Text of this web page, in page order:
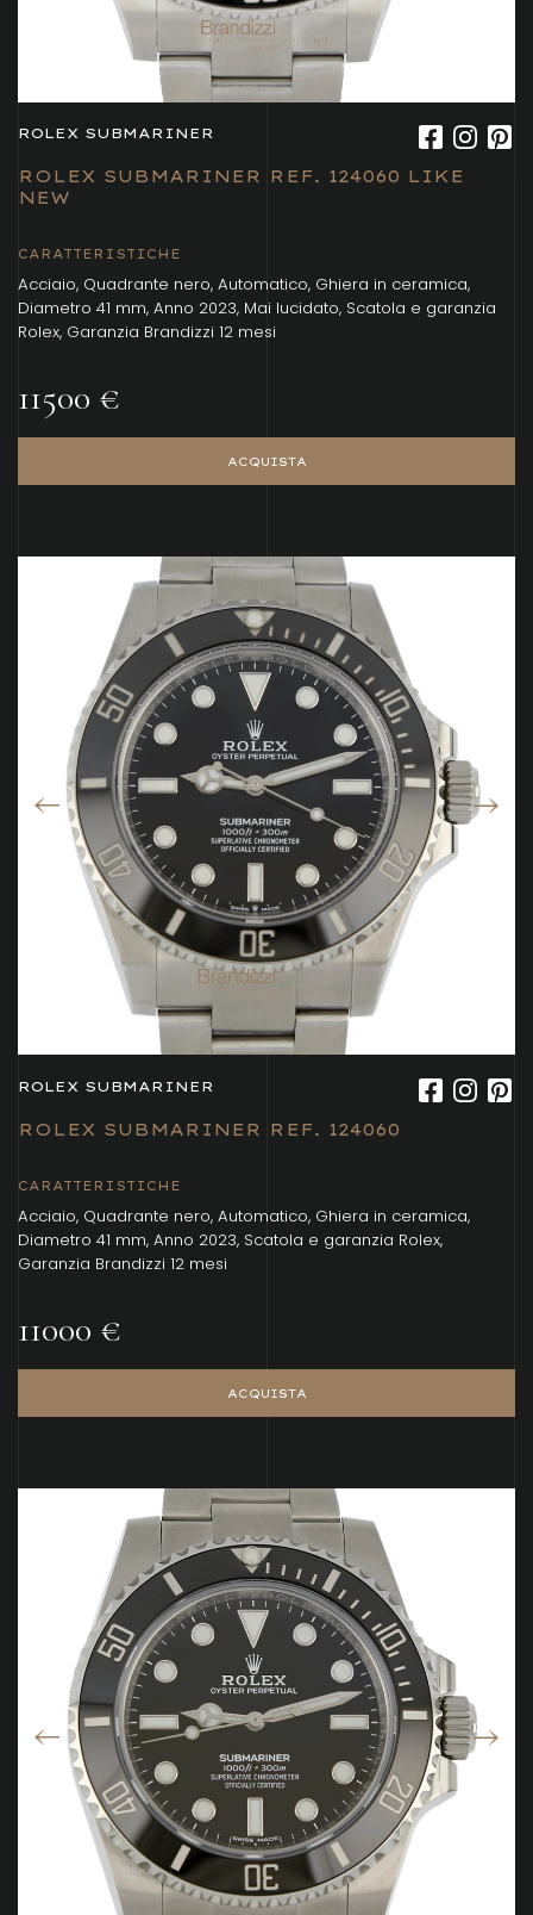
ROLEX SUBMARINER
ROLEX SUBMARINER REF. 124060 LIKE
NEW
CARATTERISTICHE
Acciaio, Quadrante nero, Automatico, Ghiera in ceramica,
Diametro 41 mm, Anno 2023, Mai lucidato, Scatola e garanzia
Rolex, Garanzia Brandizzi 12 mesi
11500 €
ACQUISTA
ROLEX SUBMARINER
ROLEX SUBMARINER REF. 124060
CARATTERISTICHE
Acciaio, Quadrante nero, Automatico, Ghiera in ceramica,
Diametro 41 mm, Anno 2023, Scatola e garanzia Rolex,
Garanzia Brandizzi 12 mesi
11000 €
ACQUISTA